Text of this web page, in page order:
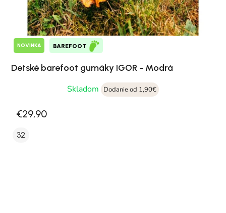
NOVINKA BAREFOOT
Detské barefoot gumáky IGOR - Modrá
Skladom
Dodanie od 1,90€
€29,90
32